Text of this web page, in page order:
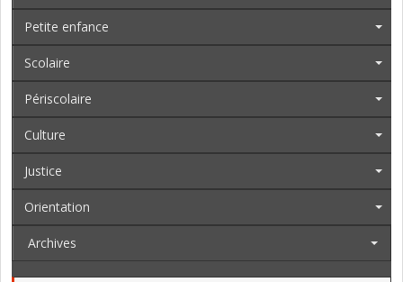
Petite enfance
Scolaire
Périscolaire
Culture
Justice
Orientation
Archives